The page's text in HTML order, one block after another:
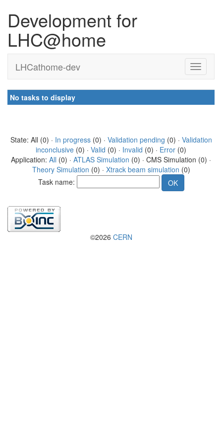
Development for
LHC@home
LHCathome-dev
No tasks to display
State: All (0) · In progress(0) · Validation pending (0) · Validation
inconclusive (0) · Valid (0) · Invalid (0) · Error (0)
Application: All (0) · ATLAS Simulation (0) · CMS Simulation (0) ·
Theory Simulation (0) · Xtrack beam simulation (0)
Task name:
©2026 CERN